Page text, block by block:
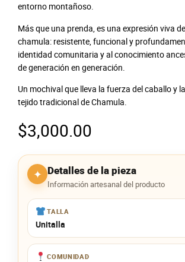
entorno montañoso.
Más que una prenda, es una expresión viva
chamula: resistente, funcional y
identidad comunitaria y al conocimiento
de generación en generación.
Un mochival que lleva la fuerza del caballo y
tejido tradicional de Chamula.
$3,000.00
✦ Detalles de la pieza
Información artesanal del producto
TALLA
Unitalla
COMUNIDAD